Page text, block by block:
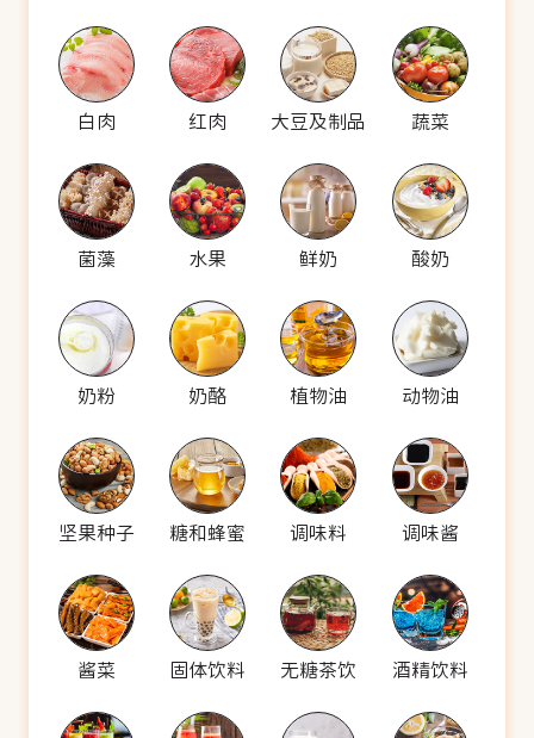
白肉 红肉 大豆及制品 蔬菜
菌藻 水果 鲜奶 酸奶
奶粉 奶酪 植物油 动物油
坚果种子 糖和蜂蜜 调味料 调味酱
酱菜 固体饮料 无糖茶饮 酒精饮料